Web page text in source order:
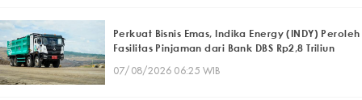
Perkuat Bisnis Emas, Indika Energy (INDY) Peroleh
Fasilitas Pinjaman dari Bank DBS Rp2,8 Triliun
07/08/2026 06:25 WIB